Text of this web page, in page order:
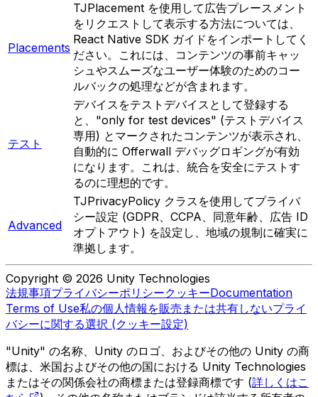
Placements
TJPlacement を使用して広告プレースメント
をリクエストして表示する方法については、
React Native SDK ガイドをインポートしてく
ださい。これには、コンテンツの事前キャッ
シュやスムーズなユーザー体験のためのコー
ルバックの処理などが含まれます。
テスト
デバイスをテストデバイスとして登録する
と、"only for test devices" (テストデバイス
専用) とマークされたコンテンツが表示され、
自動的に Offerwall デバッグロギングが有効
になります。これは、統合を安全にテストす
るのに理想的です。
Advanced
TJPrivacyPolicy クラスを使用してプライバ
シー設定 (GDPR、CCPA、同意年齢、広告 ID
オプトアウト) を設定し、地域の規制に確実に
準拠します。
Copyright © 2026 Unity Technologies
法規事項プライバシーポリシークッキーDocumentation
Terms of Use私の個人情報を販売または共有しないプライ
バシーに関する選択 (クッキー設定)
"Unity" の名称、Unity のロゴ、およびその他の Unity の商
標は、米国およびその他の国における Unity Technologies
またはその関係会社の商標または登録商標です (詳しくはこ